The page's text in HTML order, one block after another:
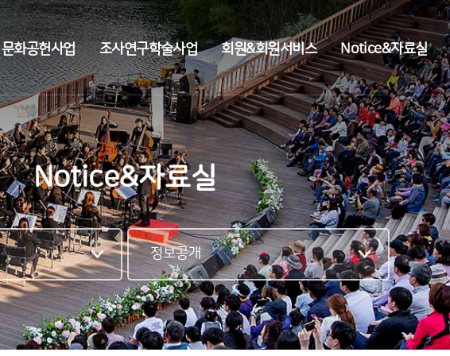
문화공헌사업 조사연구학술사업 회원&회원서비스 Notice&자료실
전체메뉴
Notice&자료실
정보공개